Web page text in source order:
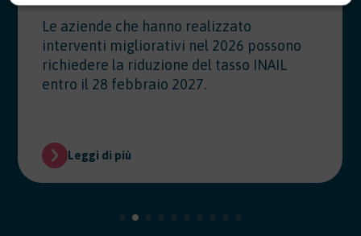
Le aziende che hanno realizzato
interventi migliorativi nel 2026 possono
richiedere la riduzione del tasso INAIL
entro il 28 febbraio 2027.
Leggi di più